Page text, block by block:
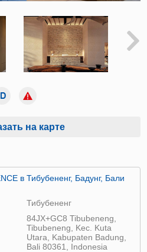
на карте
в Тибубененг, Бадунг, Бали
Тибубененг
84JX+GC8 Tibubeneng,
Tibubeneng, Kec. Kuta
Utara, Kabupaten Badung,
Bali 80361, Indonesia